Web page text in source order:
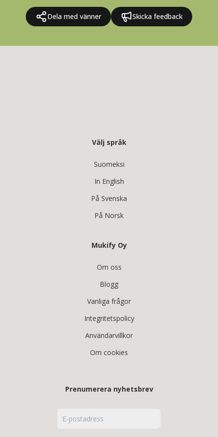
Dela med vänner Skicka feedback
Välj språk
Suomeksi
In English
På Svenska
På Norsk
Mukify Oy
Om oss
Blogg
Vanliga frågor
Integritetspolicy
Användarvillkor
Om cookies
Prenumerera nyhetsbrev